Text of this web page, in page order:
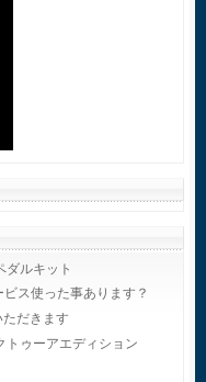
ダルキット
ス使った事あります？
だきます
トゥーアエディション